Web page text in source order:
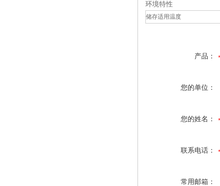
环境特性
储存适用温度
产品：
您的单位：
您的姓名：
联系电话：
常用邮箱：